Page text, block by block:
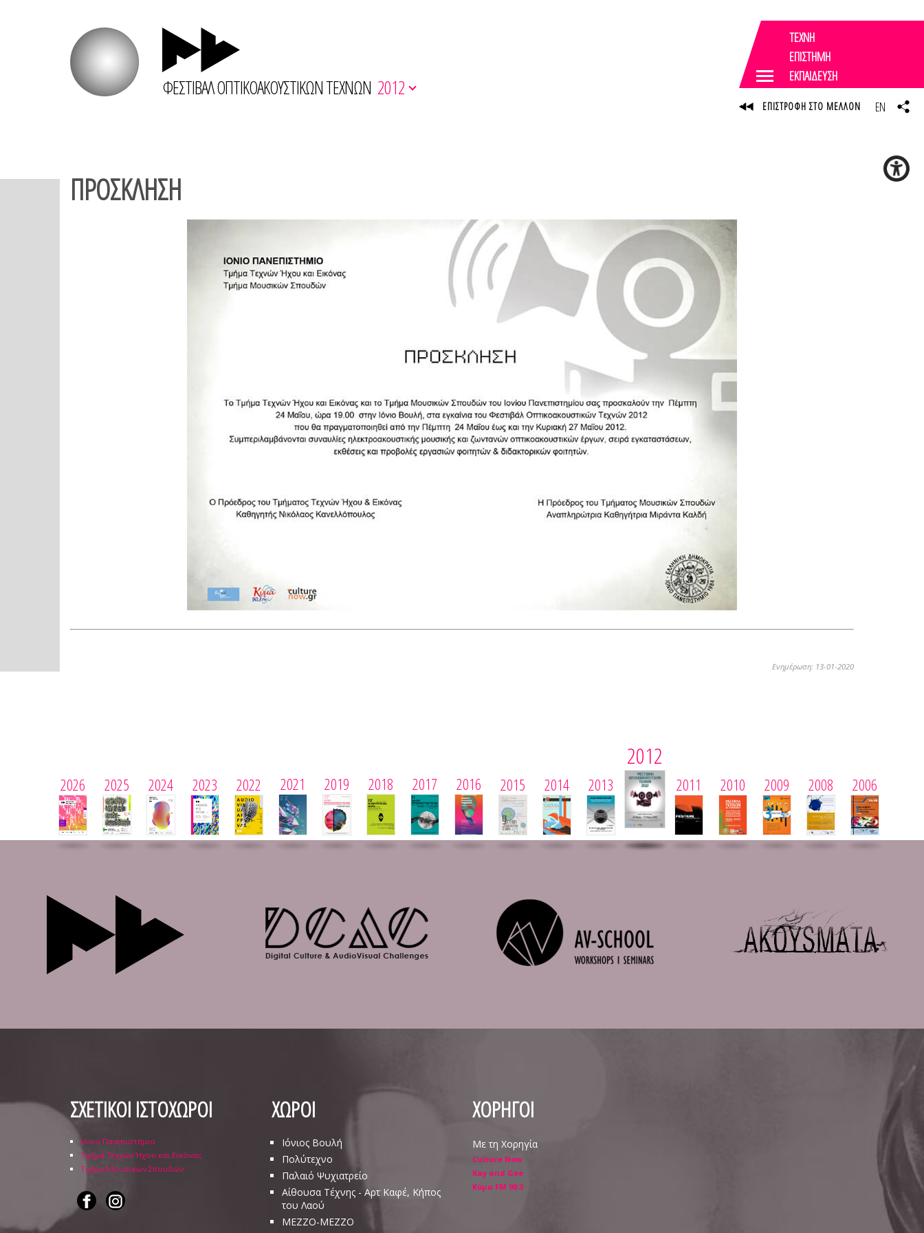
ΦΕΣΤΙΒΑΛ ΟΠΤΙΚΟΑΚΟΥΣΤΙΚΩΝ ΤΕΧΝΩΝ 2012
ΠΡΟΣΚΛΗΣΗ
Ενημέρωση: 13-01-2020
2026 2025 2024 2023 2022 2021 2019 2018 2017 2016 2015 2014 2013
2012
2011 2010 2009 2008 2006
ΣΧΕΤΙΚΟΙ ΙΣΤΟΧΩΡΟΙ
Ιόνιο Πανεπιστήμιο
Τμήμα Τεχνών Ήχου και Εικόνας
Τμήμα Μουσικών Σπουδών
ΧΩΡΟΙ
Ιόνιος Βουλή
Πολύτεχνο
Παλαιό Ψυχιατρείο
Αίθουσα Τέχνης - Αρτ Καφέ, Κήπος
του Λαού
ΜΕΖΖΟ-ΜΕΖΖΟ
ΧΟΡΗΓΟΙ
Με τη Χορηγία
Culture Now
Kay and Gee
Κύμα FM 90.3
ΤΕΧΝΗ
ΕΠΙΣΤΗΜΗ
ΕΚΠΑΙΔΕΥΣΗ
ΕΠΙΣΤΡΟΦΗ ΣΤΟ ΜΕΛΛΟΝ EN